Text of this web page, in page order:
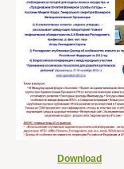
Download